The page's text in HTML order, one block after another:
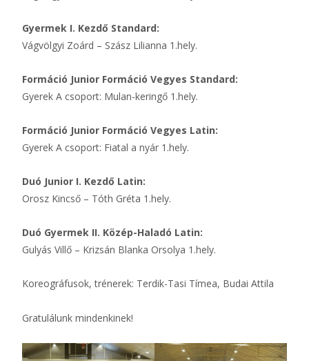
Gyermek I. Kezdő Standard:
Vágvölgyi Zoárd – Szász Lilianna 1.hely.
Formáció Junior Formáció Vegyes Standard:
Gyerek A csoport: Mulan-keringő 1.hely.
Formáció Junior Formáció Vegyes Latin:
Gyerek A csoport: Fiatal a nyár 1.hely.
Duó Junior I. Kezdő Latin:
Orosz Kincső – Tóth Gréta 1.hely.
Duó Gyermek II. Közép-Haladó Latin:
Gulyás Villő – Krizsán Blanka Orsolya 1.hely.
Koreográfusok, trénerek: Terdik-Tasi Tímea, Budai Attila
Gratulálunk mindenkinek!